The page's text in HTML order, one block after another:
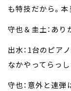
も特技だから。本
守也＆圭土：あり
出水：1台のピア
なかやってらっ
守也：意外と連